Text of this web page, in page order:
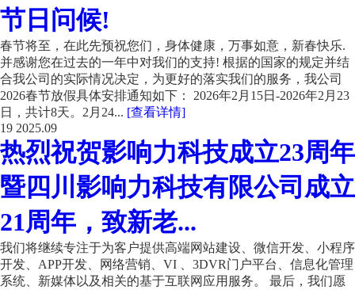
节日问候!
春节将至，在此先预祝您们，身体健康，万事如意，新春快乐.
并感谢您在过去的一年中对我们的支持! 根据的国家的规定并结
合我公司的实际情况决定，为更好的落实我们的服务，我公司
2026春节放假具体安排通知如下： 2026年2月15日-2026年2月23
日，共计8天。2月24... [查看详情]
19 2025.09
热烈祝贺影响力科技成立23周年
暨四川影响力科技有限公司成立
21周年，致新老...
我们将继续专注于为客户提供高端网站建设、微信开发、小程序
开发、APP开发、网络营销、VI 、3DVR门户平台、信息化管理
系统、新媒体以及相关的基于互联网应用服务。 最后，我们愿